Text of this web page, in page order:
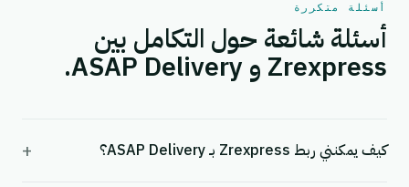
أسئلة متكررة
أسئلة شائعة حول التكامل بين
Zrexpress و ASAP Delivery.
كيف يمكنني ربط Zrexpress بـ ASAP Delivery؟ +